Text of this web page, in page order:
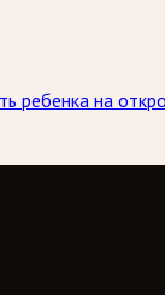
ребенка на